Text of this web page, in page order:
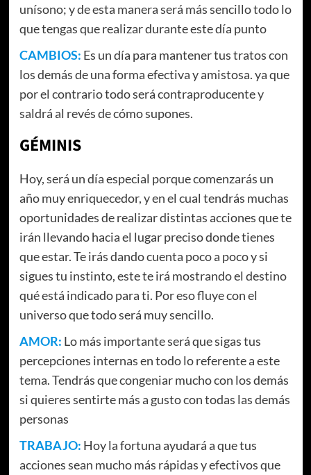
unísono; y de esta manera será más sencillo todo lo
que tengas que realizar durante este día punto
CAMBIOS: Es un día para mantener tus tratos con
los demás de una forma efectiva y amistosa. ya que
por el contrario todo será contraproducente y
saldrá al revés de cómo supones.
GÉMINIS
Hoy, será un día especial porque comenzarás un
año muy enriquecedor, y en el cual tendrás muchas
oportunidades de realizar distintas acciones que te
irán llevando hacia el lugar preciso donde tienes
que estar. Te irás dando cuenta poco a poco y si
sigues tu instinto, este te irá mostrando el destino
qué está indicado para ti. Por eso fluye con el
universo que todo será muy sencillo.
AMOR: Lo más importante será que sigas tus
percepciones internas en todo lo referente a este
tema. Tendrás que congeniar mucho con los demás
si quieres sentirte más a gusto con todas las demás
personas
TRABAJO: Hoy la fortuna ayudará a que tus
acciones sean mucho más rápidas y efectivos que